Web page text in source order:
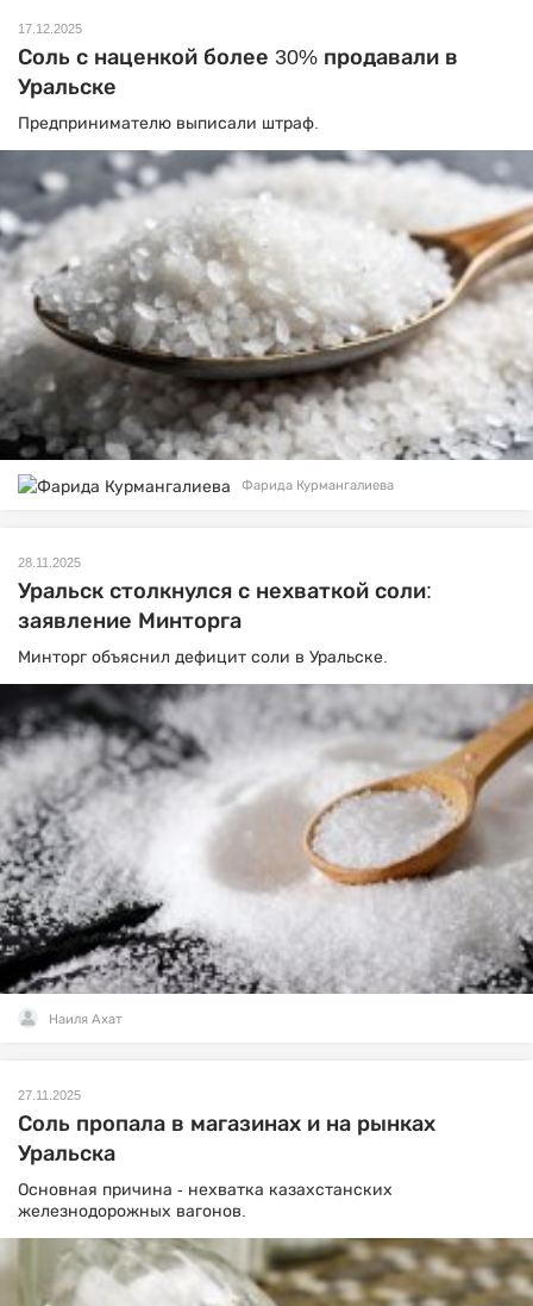
17.12.2025
Соль с наценкой более 30% продавали в
Уральске
Предпринимателю выписали штраф.
Фарида Курмангалиева
28.11.2025
Уральск столкнулся с нехваткой соли:
заявление Минторга
Минторг объяснил дефицит соли в Уральске.
Наиля Ахат
27.11.2025
Соль пропала в магазинах и на рынках
Уральска
Основная причина - нехватка казахстанских
железнодорожных вагонов.